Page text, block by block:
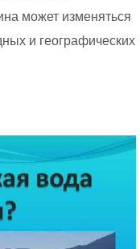
может изменяться
и географических